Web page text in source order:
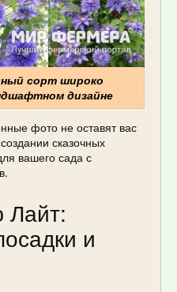
сорт широко
дизайне
фото не оставят вас
сказочных
вашего сада с
Лайт:
и